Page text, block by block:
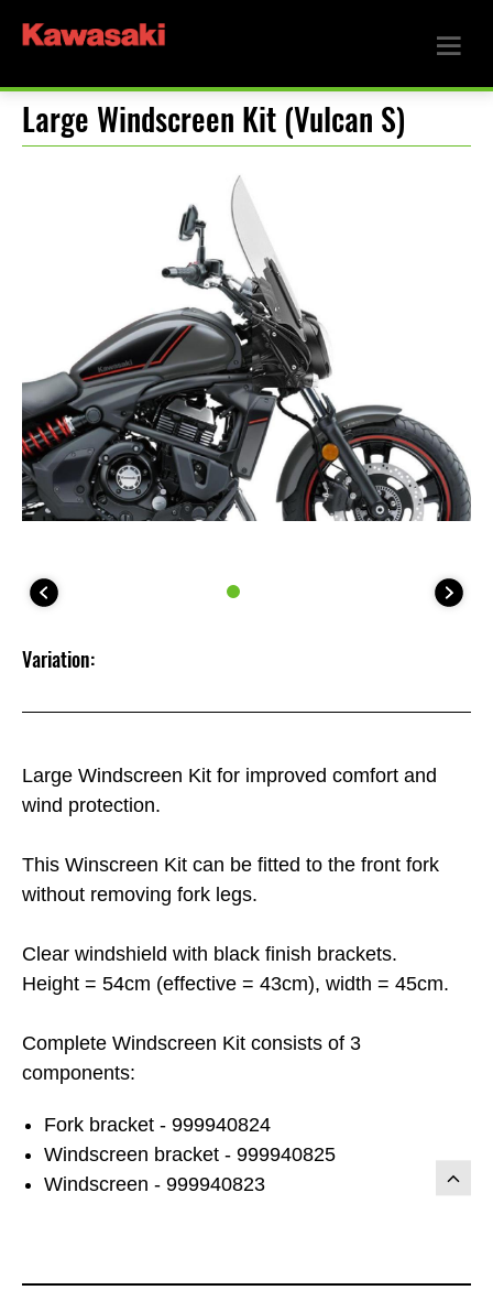
Large Windscreen Kit (Vulcan S)
Large Windscreen Kit for improved comfort and
wind protection.
This Winscreen Kit can be fitted to the front fork
without removing fork legs.
Clear windshield with black finish brackets.
Height = 54cm (effective = 43cm), width = 45cm.
Complete Windscreen Kit consists of 3
components:
Fork bracket - 999940824
Windscreen bracket - 999940825
Windscreen - 999940823
Variation: